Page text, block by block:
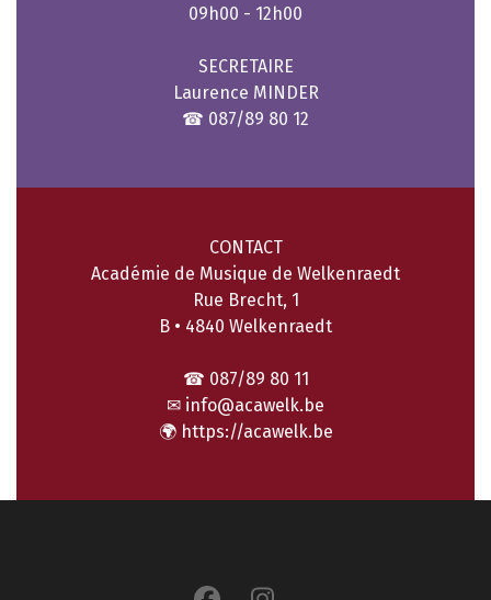
09h00 - 12h00
SECRETAIRE
Laurence MINDER
☎ 087/89 80 12
CONTACT
Académie de Musique de Welkenraedt
Rue Brecht, 1
B • 4840 Welkenraedt
☎ 087/89 80 11
✉ info@acawelk.be
🌍 https://acawelk.be